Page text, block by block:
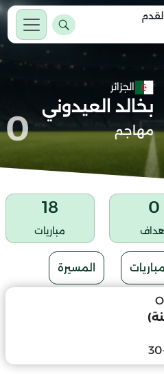
الجزائر
بخالد العيدوني
مهاجم 0
0
18
مباريات
المسيرة